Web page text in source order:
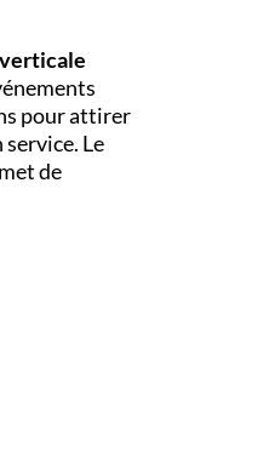
pour attirer
Le
de